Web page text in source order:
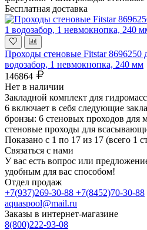
Бесплатная доставка
Проходы стеновые Fitstar 8696250
водозабор, 1 невмокнопка, 240 мм
146864
Нет в наличии
Закладной комплект для
6 включает в себя следующие
бронзы: 6 стеновых проходов для
стеновые проходы для
Показано с 1 по 17 из 17 (всего 1
Связаться с нами
У вас есть вопрос или
удобным для вас способом!
Отдел продаж
+7(937)269-30-88 +7(8452)70-30-88
aquaspool@mail.ru
Заказы в интернет-магазине
8(800)222-93-08